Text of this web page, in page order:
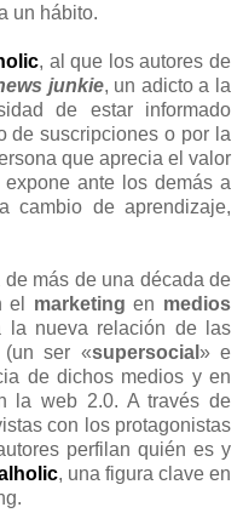
un hábito.
, al que los autores de
junkie, un adicto a la
de estar informado
de suscripciones o por la
que aprecia el valor
ante los demás a
cambio de aprendizaje,
más de una década de
el marketing en medios
la nueva relación de las
(un ser «supersocial » e
de dichos medios y en
la web 2.0. A través de
con los protagonistas
perfilan quién es y
, una figura clave en